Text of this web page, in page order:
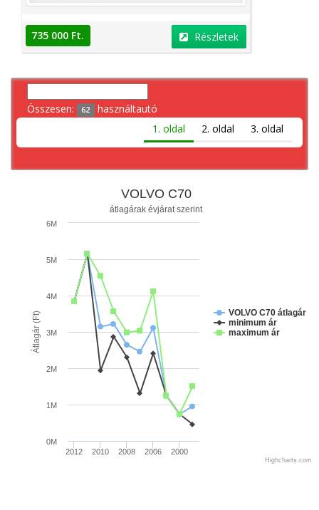
735 000 Ft. Részletek
Összesen: 62 használtautó
1. oldal
2. oldal 3. oldal
Átlagár (Ft)
VOLVO C70
átlagárak évjárat szerint
VOLVO C70 átlagár
minimum ár
maximum ár
2012 2010 2008 2006 2000
0M
1M
2M
3M
4M
5M
6M
Highcharts.com